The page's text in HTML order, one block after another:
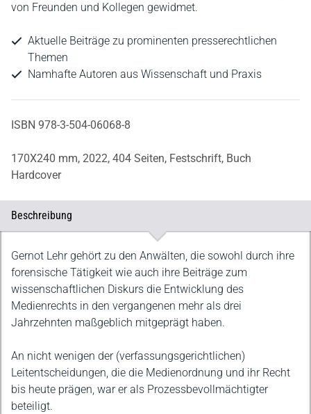
von Freunden und Kollegen gewidmet.
Aktuelle Beiträge zu prominenten presserechtlichen
Themen
Namhafte Autoren aus Wissenschaft und Praxis
ISBN 978-3-504-06068-8
170X240 mm, 2022, 404 Seiten, Festschrift, Buch
Hardcover
Beschreibung
Beschreibung
Gernot Lehr gehört zu den Anwälten, die sowohl durch ihre
forensische Tätigkeit wie auch ihre Beiträge zum
wissenschaftlichen Diskurs die Entwicklung des
Medienrechts in den vergangenen mehr als drei
Jahrzehnten maßgeblich mitgeprägt haben.
An nicht wenigen der (verfassungsgerichtlichen)
Leitentscheidungen, die die Medienordnung und ihr Recht
bis heute prägen, war er als Prozessbevollmächtigter
beteiligt.